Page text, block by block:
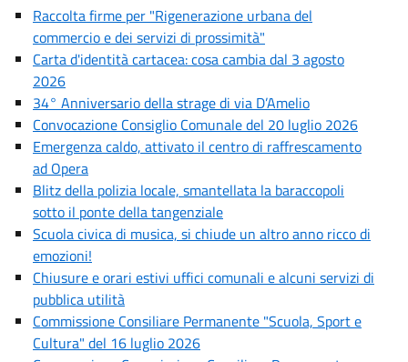
Raccolta firme per "Rigenerazione urbana del
commercio e dei servizi di prossimità"
Carta d'identità cartacea: cosa cambia dal 3 agosto
2026
34° Anniversario della strage di via D’Amelio
Convocazione Consiglio Comunale del 20 luglio 2026
Emergenza caldo, attivato il centro di raffrescamento
ad Opera
Blitz della polizia locale, smantellata la baraccopoli
sotto il ponte della tangenziale
Scuola civica di musica, si chiude un altro anno ricco di
emozioni!
Chiusure e orari estivi uffici comunali e alcuni servizi di
pubblica utilità
Commissione Consiliare Permanente "Scuola, Sport e
Cultura" del 16 luglio 2026